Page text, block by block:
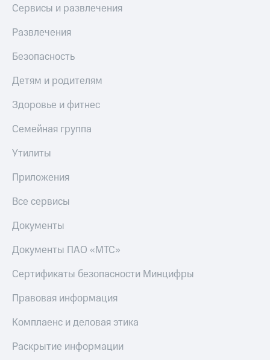
Сервисы и развлечения
Развлечения
Безопасность
Детям и родителям
Здоровье и фитнес
Семейная группа
Утилиты
Приложения
Все сервисы
Документы
Документы ПАО «МТС»
Сертификаты безопасности Минцифры
Правовая информация
Комплаенс и деловая этика
Раскрытие информации